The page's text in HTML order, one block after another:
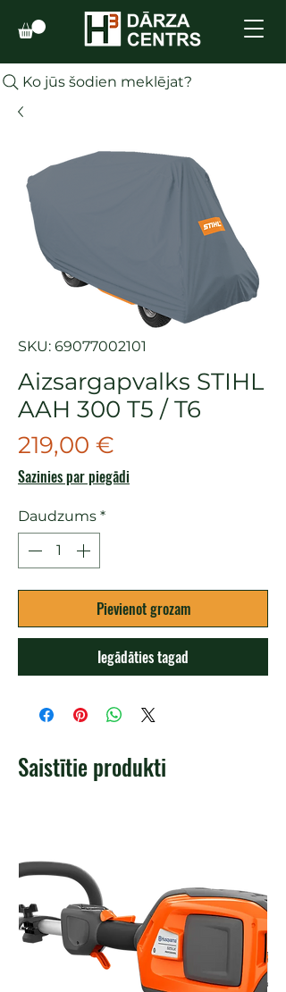
Ko jūs šodien meklējat?
SKU: 69077002101
Aizsargapvalks STIHL
AAH 300 T5 / T6
219,00 €
Sazinies par piegādi
Daudzums *
Pievienot grozam
Iegādāties tagad
Saistītie produkti